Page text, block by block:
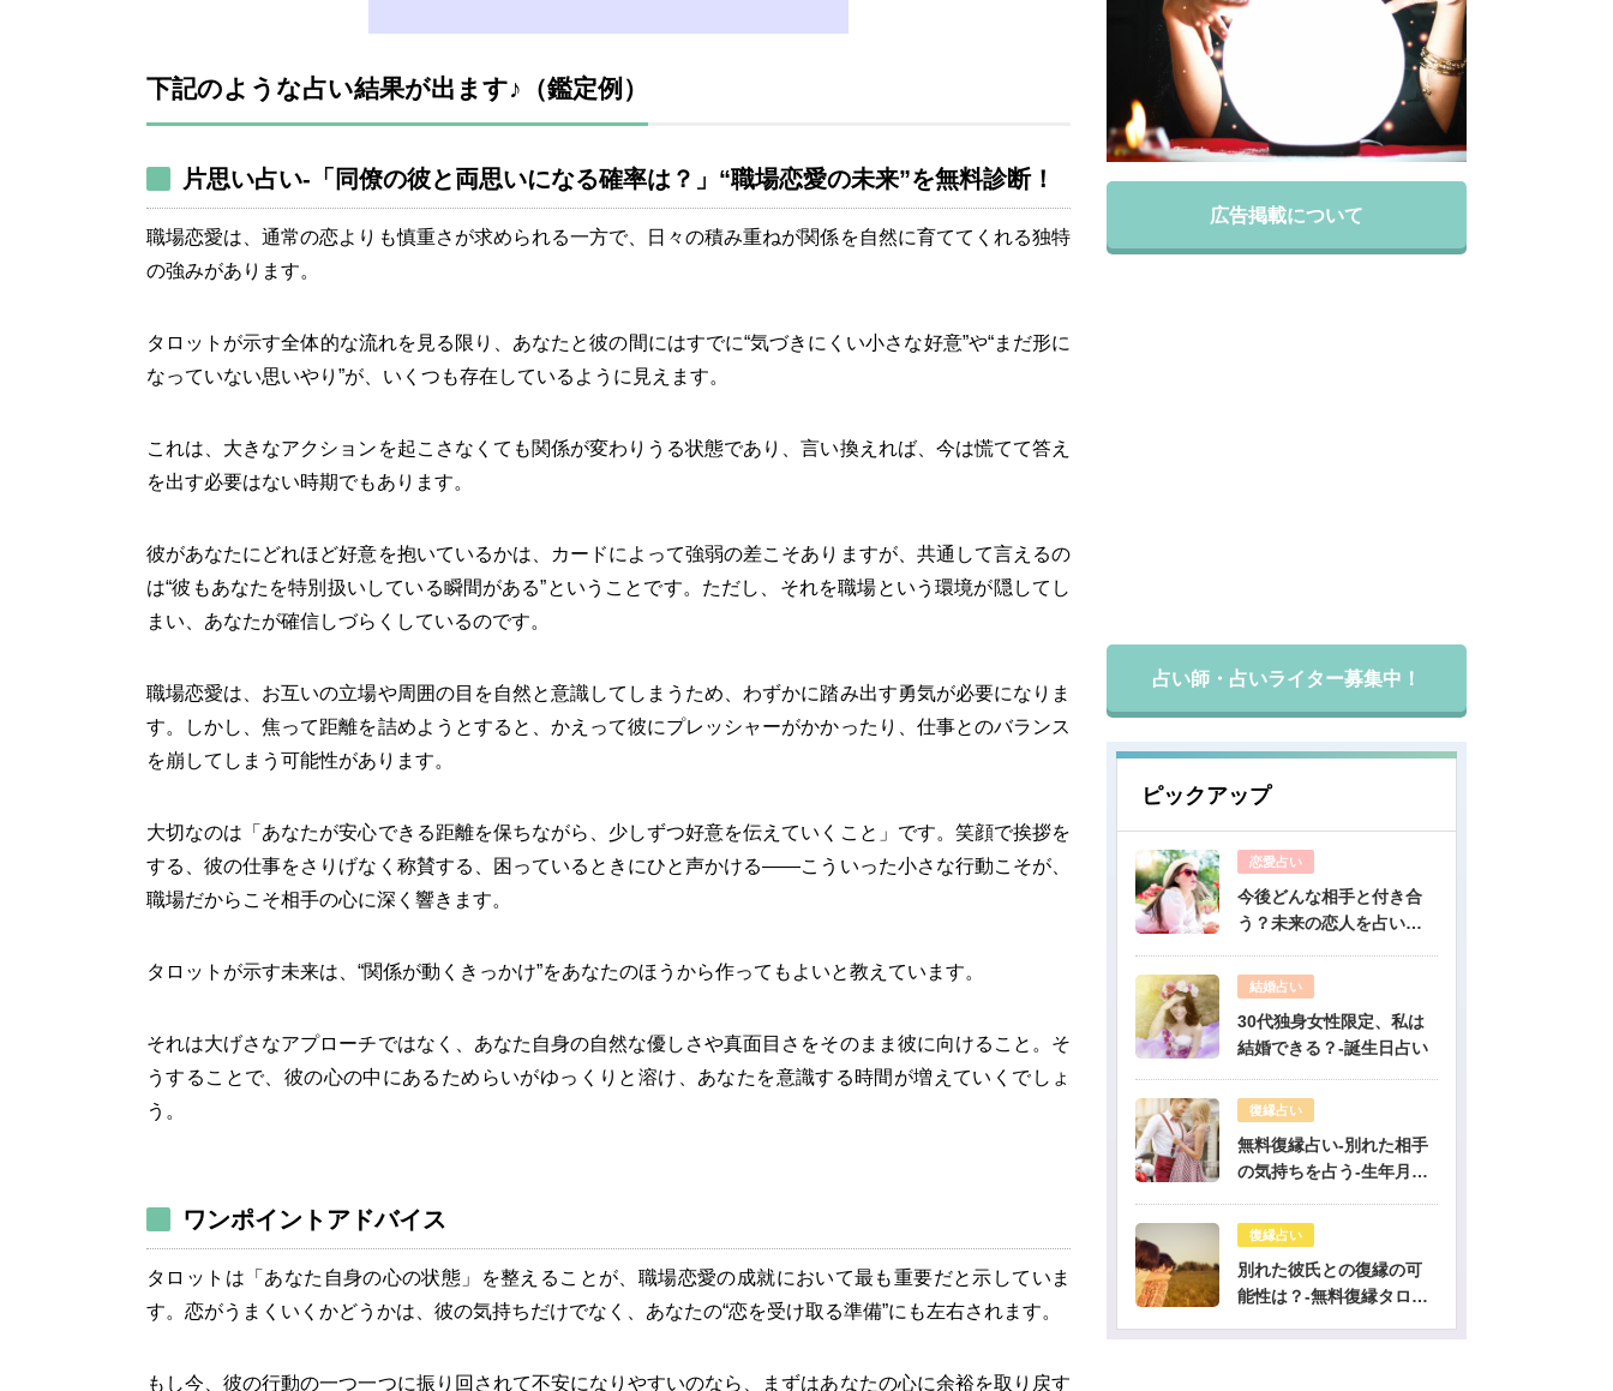
下記のような占い結果が出ます♪（鑑定例）
片思い占い-「同僚の彼と両思いになる確率は？」“職場恋愛の未来”を無料診断！
職場恋愛は、通常の恋よりも慎重さが求められる一方で、日々の積み重ねが関係を自然に育ててくれる独特
の強みがあります。
タロットが示す全体的な流れを見る限り、あなたと彼の間にはすでに“気づきにくい小さな好意”や“まだ形に
なっていない思いやり”が、いくつも存在しているように見えます。
これは、大きなアクションを起こさなくても関係が変わりうる状態であり、言い換えれば、今は慌てて答え
を出す必要はない時期でもあります。
彼があなたにどれほど好意を抱いているかは、カードによって強弱の差こそありますが、共通して言えるの
は“彼もあなたを特別扱いしている瞬間がある”ということです。ただし、それを職場という環境が隠してし
まい、あなたが確信しづらくしているのです。
職場恋愛は、お互いの立場や周囲の目を自然と意識してしまうため、わずかに踏み出す勇気が必要になりま
す。しかし、焦って距離を詰めようとすると、かえって彼にプレッシャーがかかったり、仕事とのバランス
を崩してしまう可能性があります。
大切なのは「あなたが安心できる距離を保ちながら、少しずつ好意を伝えていくこと」です。笑顔で挨拶を
する、彼の仕事をさりげなく称賛する、困っているときにひと声かける——こういった小さな行動こそが、
職場だからこそ相手の心に深く響きます。
タロットが示す未来は、“関係が動くきっかけ”をあなたのほうから作ってもよいと教えています。
それは大げさなアプローチではなく、あなた自身の自然な優しさや真面目さをそのまま彼に向けること。そ
うすることで、彼の心の中にあるためらいがゆっくりと溶け、あなたを意識する時間が増えていくでしょ
う。
ワンポイントアドバイス
タロットは「あなた自身の心の状態」を整えることが、職場恋愛の成就において最も重要だと示していま
す。恋がうまくいくかどうかは、彼の気持ちだけでなく、あなたの“恋を受け取る準備”にも左右されます。
もし今、彼の行動の一つ一つに振り回されて不安になりやすいのなら、まずはあなたの心に余裕を取り戻す
広告掲載について
占い師・占いライター募集中！
ピックアップ
恋愛占い
今後どんな相手と付き合
う？未来の恋人を占いま
結婚占い
30代独身女性限定、私は
結婚できる？-誕生日占い
復縁占い
無料復縁占い-別れた相手
の気持ちを占う-生年月日
復縁占い
別れた彼氏との復縁の可
能性は？-無料復縁タロッ